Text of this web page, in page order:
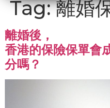
Tag:離婚
離婚後，
香港的保險保單會
分嗎？